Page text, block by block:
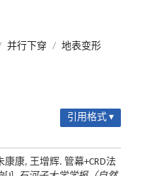
并行下穿 / 地表变形
引用格式 ▾
康, 王增辉. 管幕+CRD法